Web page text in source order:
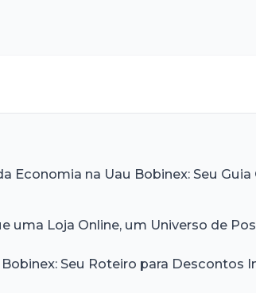
Economia na Uau Bobinex: Seu
uma Loja Online, um Universo de
Seu Roteiro para Descontos